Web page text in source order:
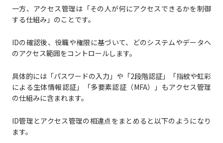
一方、アクセス管理は「その人が何にアクセスできるかを制御
する仕組み」のことです。
IDの確認後、役職や権限に基づいて、どのシステムやデータへ
のアクセス範囲をコントロールします。
具体的には「パスワードの入力」や「2段階認証」「指紋や虹彩
による生体情報認証」「多要素認証（MFA）」もアクセス管理
の仕組みに含まれます。
ID管理とアクセス管理の相違点をまとめると以下のようになり
ます。